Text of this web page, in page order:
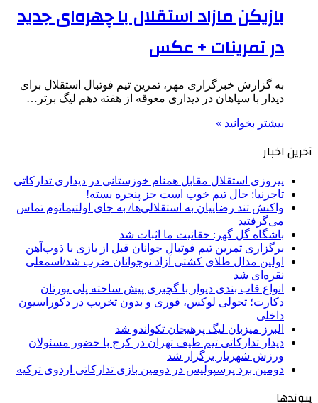
بازیکن مازاد استقلال با چهره‌ای جدید
در تمرینات + عکس
به گزارش خبرگزاری مهر، تمرین تیم فوتبال استقلال برای
دیدار با سپاهان در دیداری معوقه از هفته دهم لیگ برتر…
بیشتر بخوانید »
آخرین اخبار
پیروزی استقلال مقابل همنام خوزستانی در دیداری تدارکاتی
تاجرنیا: حال تیم خوب است جز پنجره بسته!
واکنش تند رضاییان به استقلالی‌ها/ به جای اولتیماتوم تماس
می‌گرفتید
باشگاه گل گهر: حقانیت ما اثبات شد
برگزاری تمرین تیم فوتبال جوانان قبل از بازی با ذوب‌آهن
اولین مدال طلای کشتی آزاد نوجوانان ضرب شد/اسمعلی
نقره‌ای شد
انواع قاب بندی دیوار با گچبری پیش ساخته پلی یورتان
دکارت؛ تحولی لوکس، فوری و بدون تخریب در دکوراسیون
داخلی
البرز میزبان لیگ پرهیجان تکواندو شد
دیدار تدارکاتی تیم طیف تهران در کرج با حضور مسئولان
ورزش شهریار برگزار شد
دومین برد پرسپولیس در دومین بازی تدارکاتی اردوی ترکیه
پیوندها